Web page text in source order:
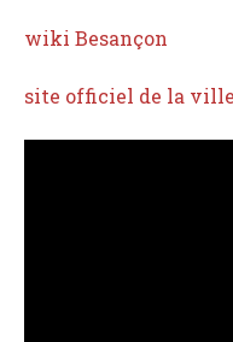
wiki Besançon
site officiel de la ville